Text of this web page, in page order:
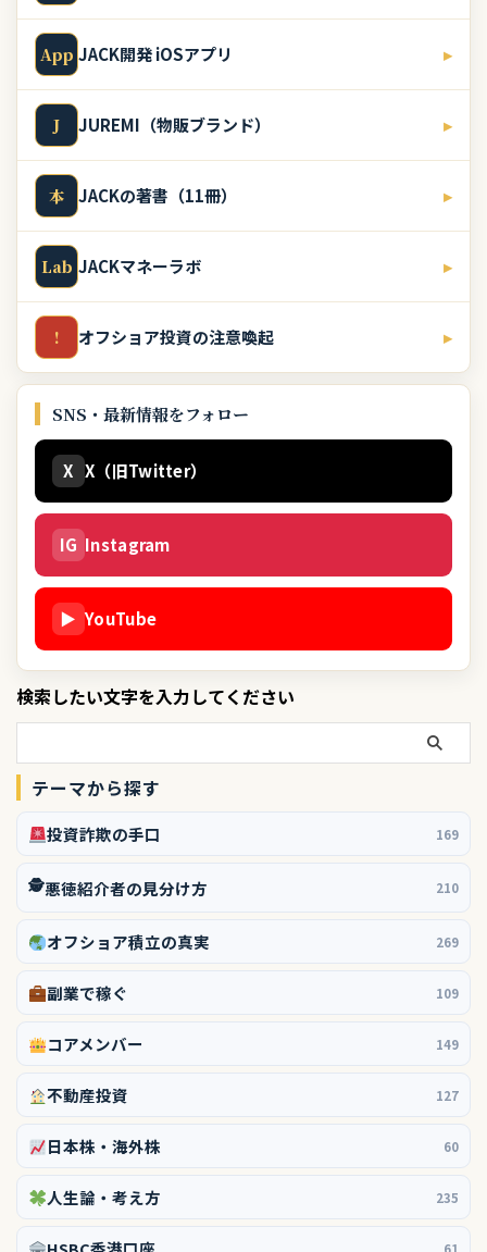
App JACK開発 iOSアプリ ▸
J JUREMI（物販ブランド） ▸
本 JACKの著書（11冊） ▸
Lab JACKマネーラボ ▸
! オフショア投資の注意喚起 ▸
SNS・最新情報をフォロー
X X（旧Twitter）
IG Instagram
▶ YouTube
検索したい文字を入力してください
テーマから探す
投資詐欺の手口 169
🕵️悪徳紹介者の見分け方 210
オフショア積立の真実 269
副業で稼ぐ 109
コアメンバー 149
不動産投資 127
日本株・海外株 60
人生論・考え方 235
61